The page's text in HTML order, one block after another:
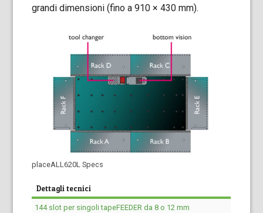
grandi dimensioni (fino a 910 × 430 mm).
placeALL620L Specs
Dettagli tecnici
144 slot per singoli tapeFEEDER da 8 o 12 mm